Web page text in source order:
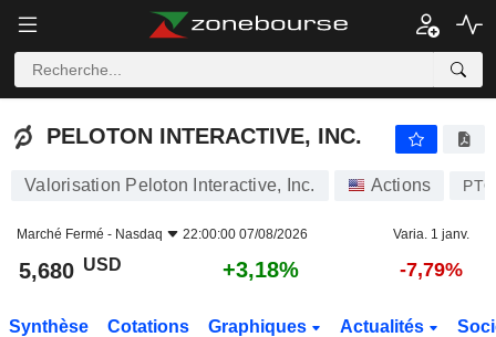
PELOTON INTERACTIVE, INC.
PELOTON INTERACTIVE, INC.
Valorisation Peloton Interactive, Inc. Actions
Marché Fermé - Nasdaq 22:00:00 07/08/2026 Varia. 1 janv.
5,680 USD +3,18% -7,79%
Synthèse Cotations Graphiques Actualités